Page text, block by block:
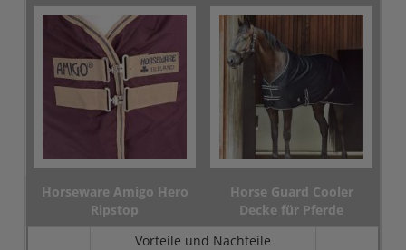
Horseware Amigo Hero
Ripstop
Horse Guard Cooler
Decke für Pferde
Vorteile und Nachteile